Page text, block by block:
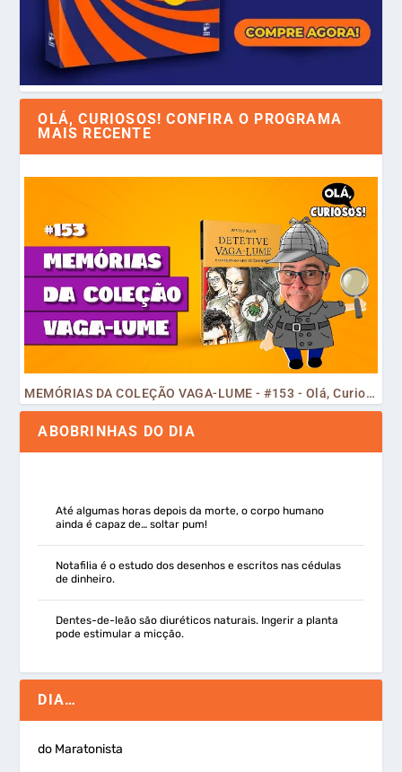
OLÁ, CURIOSOS! CONFIRA O PROGRAMA
MAIS RECENTE
MEMÓRIAS DA COLEÇÃO VAGA-LUME - #153 - Olá, Curiosos! 2023
ABOBRINHAS DO DIA
Até algumas horas depois da morte, o corpo humano
ainda é capaz de… soltar pum!
Notafilia é o estudo dos desenhos e escritos nas cédulas
de dinheiro.
Dentes-de-leão são diuréticos naturais. Ingerir a planta
pode estimular a micção.
DIA…
do Maratonista